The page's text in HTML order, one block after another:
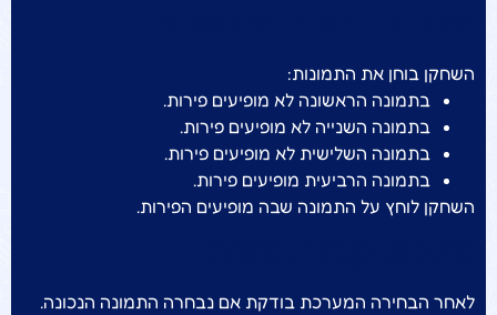
השחקן בוחן את התמונות:
בתמונה הראשונה לא מופיעים פירות.
בתמונה השנייה לא מופיעים פירות.
בתמונה השלישית לא מופיעים פירות.
בתמונה הרביעית מופיעים פירות.
השחקן לוחץ על התמונה שבה מופיעים הפירות.
לאחר הבחירה המערכת בודקת אם נבחרה התמונה הנכונה.